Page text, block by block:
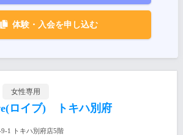
体験・入会を申し込む
女性専用
ロイブ) トキハ別府
1 トキハ別府店5階